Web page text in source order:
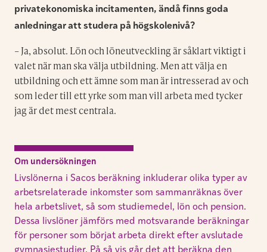
privatekonomiska incitamenten, ändå finns goda
anledningar att studera på högskolenivå?
– Ja, absolut. Lön och löneutveckling är såklart viktigt i
valet när man ska välja utbildning. Men att välja en
utbildning och ett ämne som man är intresserad av och
som leder till ett yrke som man vill arbeta med tycker
jag är det mest centrala.
Om undersökningen
Livslönerna i Sacos beräkning inkluderar olika typer av
arbetsrelaterade inkomster som sammanräknas över
hela arbetslivet, så som studiemedel, lön och pension.
Dessa livslöner jämförs med motsvarande beräkningar
för personer som börjat arbeta direkt efter avslutade